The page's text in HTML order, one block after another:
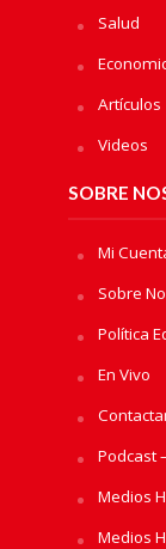
Salud
Artículos
Videos
SOBRE
Mi
Sobre
Política
En Vivo
Podcast
Medios
Medios